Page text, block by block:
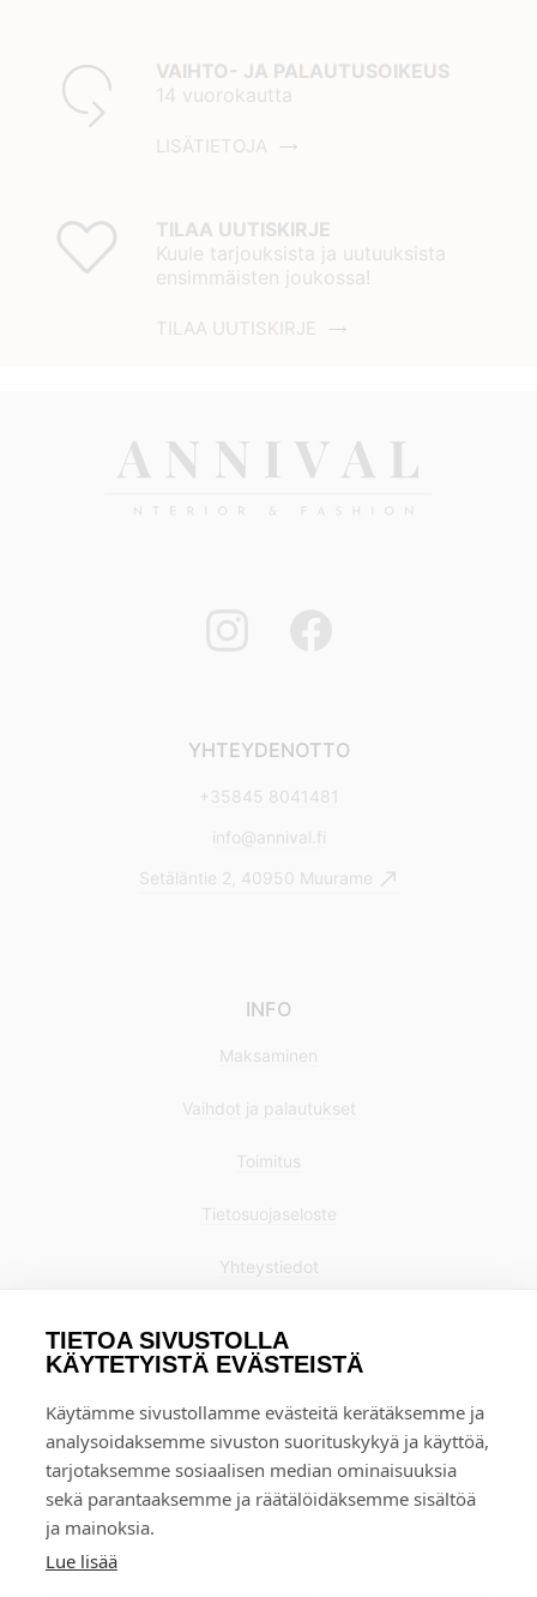
TIETOA SIVUSTOLLA
KÄYTETYISTÄ EVÄSTEISTÄ
Käytämme sivustollamme evästeitä kerätäksemme ja
analysoidaksemme sivuston suorituskykyä ja käyttöä,
tarjotaksemme sosiaalisen median ominaisuuksia
sekä parantaaksemme ja räätälöidäksemme sisältöä
ja mainoksia.
Lue lisää
VAIHTO- JA PALAUTUSOIKEUS
14 vuorokautta
LISÄTIETOJA
TILAA UUTISKIRJE
Kuule tarjouksista ja uutuuksista
ensimmäisten joukossa!
TILAA UUTISKIRJE
YHTEYDENOTTO
+35845 8041481
info@annival.fi
Setäläntie 2, 40950 Muurame
INFO
Maksaminen
Vaihdot ja palautukset
Toimitus
Tietosuojaseloste
Yhteystiedot